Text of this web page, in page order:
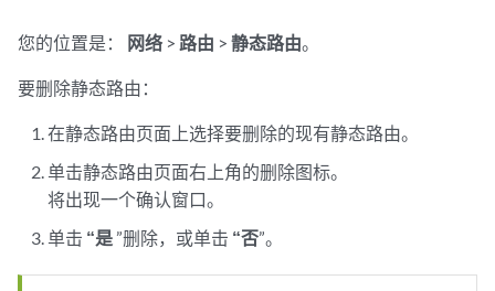
您的位置是： 网络 > 路由 > 静态路由。
要删除静态路由：
在静态路由页面上选择要删除的现有静态路由。
单击静态路由页面右上角的删除图标。
将出现一个确认窗口。
单击 “是 ”删除，或单击 “否”。